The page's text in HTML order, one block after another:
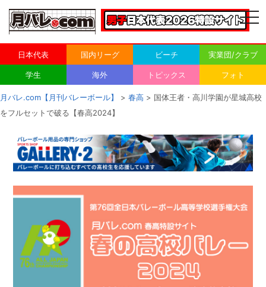
日本代表 国内リーグ ビーチ 実業団/クラブ
学生 海外 トピックス フォト
月バレ.com【月刊バレーボール】 > 春高 > 国体王者・高川学園が星城高校
をフルセットで破る【春高2024】